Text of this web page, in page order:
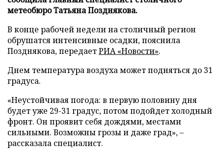
метеобюро Татьяна Позднякова.
В конце рабочей недели на столичный регион
обрушатся интенсивные осадки, пояснила
Позднякова, передаетРИА «Новости».
Днем температура воздуха может подняться до 31
градуса.
«Неустойчивая погода: в первую половину дня
будет уже 29-31 градус, потом подойдет холодный
фронт. Он проявит себя дождями, местами
сильными. Возможны грозы и даже град», –
рассказала специалист.